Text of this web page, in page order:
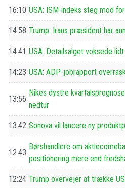
16:10 USA: ISM-indeks steg mod
14:58 Trump: Irans præsident har
14:41 USA: Detailsalget voksede
14:23 USA: ADP-jobrapport
13:56
Nikes dystre
nedtur
13:42 Sonova vil lancere ny
12:43
Børshandlere om
positionering mere end
12:24 Trump overvejer at trække